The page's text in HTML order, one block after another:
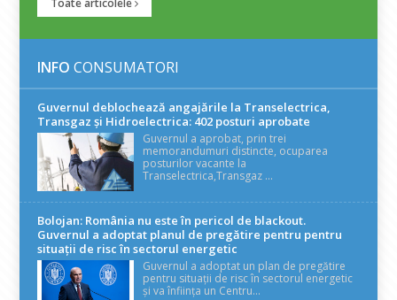
Toate articolele
INFO CONSUMATORI
Guvernul deblochează angajările la Transelectrica,
Transgaz și Hidroelectrica: 402 posturi aprobate
Guvernul a aprobat, prin trei
memorandumuri distincte, ocuparea
posturilor vacante la
Transelectrica,Transgaz ...
Bolojan: România nu este în pericol de blackout.
Guvernul a adoptat planul de pregătire pentru pentru
situații de risc în sectorul energetic
Guvernul a adoptat un plan de pregătire
pentru situații de risc în sectorul energetic
și va înființa un Centru...